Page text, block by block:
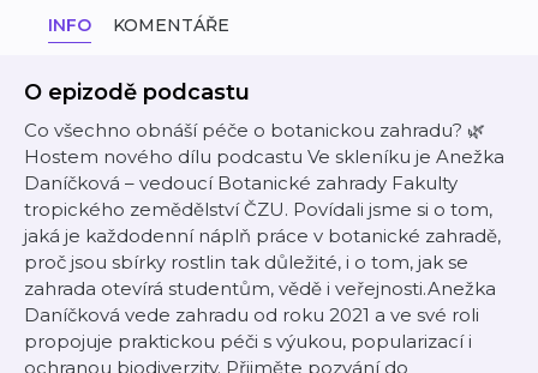
INFO KOMENTÁŘE
O epizodě podcastu
Co všechno obnáší péče o botanickou zahradu? 🌿
Hostem nového dílu podcastu Ve skleníku je Anežka
Daníčková – vedoucí Botanické zahrady Fakulty
tropického zemědělství ČZU. Povídali jsme si o tom,
jaká je každodenní náplň práce v botanické zahradě,
proč jsou sbírky rostlin tak důležité, i o tom, jak se
zahrada otevírá studentům, vědě i veřejnosti.Anežka
Daníčková vede zahradu od roku 2021 a ve své roli
propojuje praktickou péči s výukou, popularizací i
ochranou biodiverzity. Přijměte pozvání do